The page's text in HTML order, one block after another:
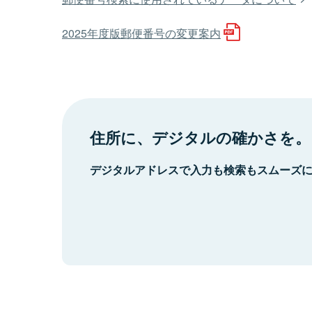
2025年度版郵便番号の変更案内
住所に、デジタルの確かさを。
デジタルアドレスで入力も検索もスムーズ